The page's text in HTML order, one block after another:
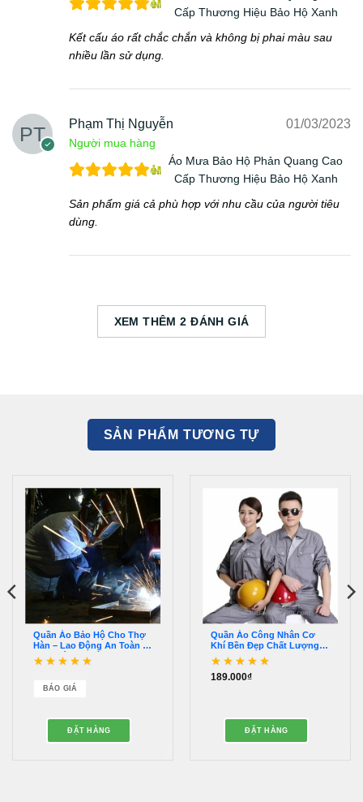
Cấp Thương Hiệu Bảo Hộ Xanh
Kết cấu áo rất chắc chắn và không bị phai màu sau
nhiều lần sử dụng.
Phạm Thị Nguyễn
Người mua hàng
01/03/2023
Áo Mưa Bảo Hộ Phản Quang Cao
Cấp Thương Hiệu Bảo Hộ Xanh
Sản phẩm giá cả phù hợp với nhu cầu của người tiêu
dùng.
XEM THÊM 2 ĐÁNH GIÁ
SẢN PHẨM TƯƠNG TỰ
Quần Áo Bảo Hộ Cho Thợ
Hàn – Lao Động An Toàn –
Khỏi Màn Về Gía –
QQAK00019
saoBÁO GIÁ
ĐẶT HÀNG
Quần Áo Công Nhân Cơ
Khí Bền Đẹp Chất Lượng –
QDBH00013
Được xếp hạng
189.000₫
ĐẶT HÀNG